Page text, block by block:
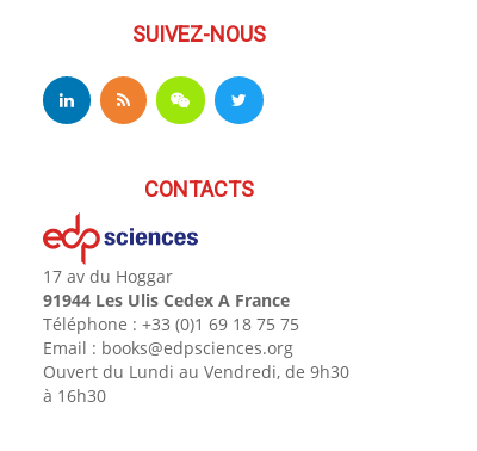
SUIVEZ-NOUS
CONTACTS
17 av du Hoggar
91944 Les Ulis Cedex A France
Téléphone : +33 (0)1 69 18 75 75
Email : books@edpsciences.org
Ouvert du Lundi au Vendredi, de 9h30
à 16h30